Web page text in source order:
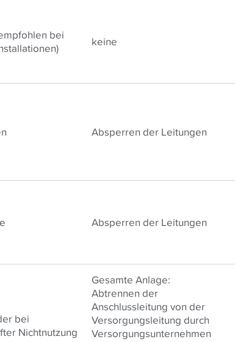
bei
keine
Absperren der Leitungen
Absperren der Leitungen
bei
Nichtnutzung
Gesamte Anlage:
Abtrennen der
Anschlussleitung von der
Versorgungsleitung durch
Versorgungsunternehmen